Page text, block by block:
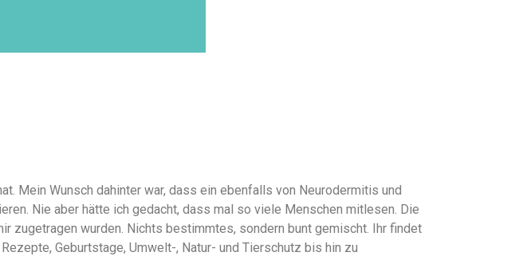
Mein Wunsch dahinter war, dass ein ebenfalls von Neurodermitis und
Nie aber hätte ich gedacht, dass mal so viele Menschen mitlesen. Die
zugetragen wurden. Nichts bestimmtes, sondern bunt gemischt. Ihr findet
Geburtstage, Umwelt-, Natur- und Tierschutz bis hin zu